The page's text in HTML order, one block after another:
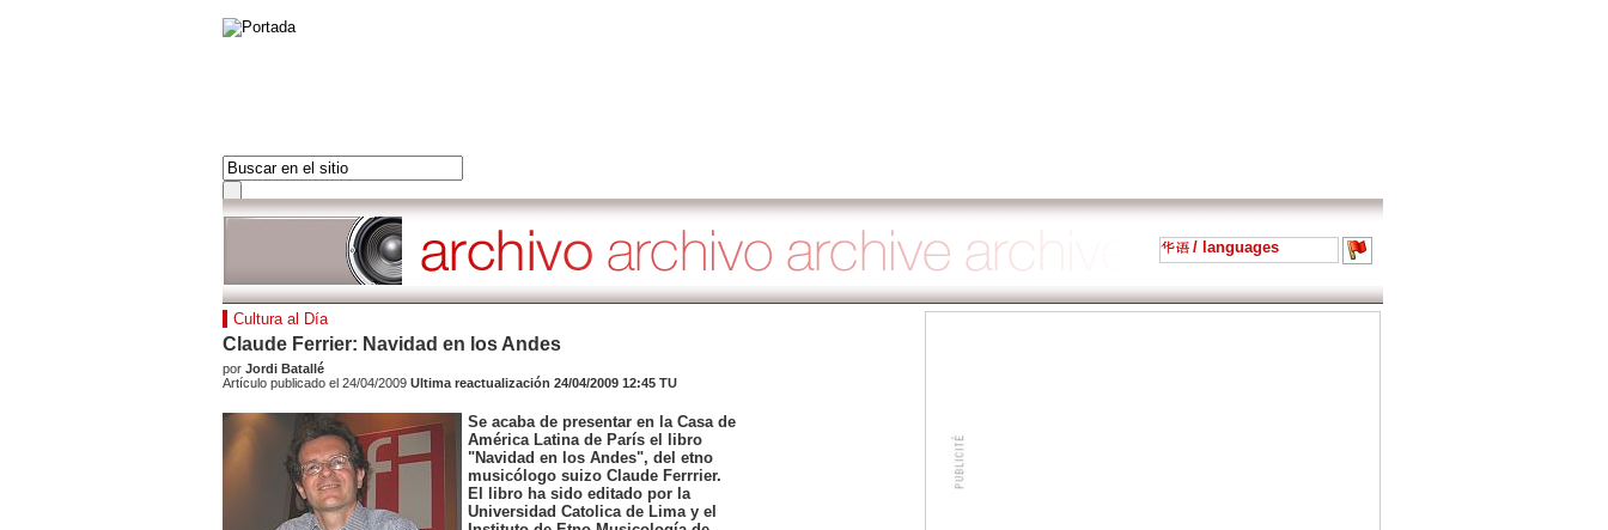
PORTADA
ORIENTE MEDIO
ÁFRICA
ASIA PACÍFICO
LAS ULTIMAS 24H
LOS MAS LEIDOS
DOSSIERS
Hot tags
Cerrar
Américas
Hot tags
Europa
Hot tags
/ languages
Cultura al Día
Claude Ferrier: Navidad en los Andes
por Jordi Batallé
Artículo publicado el 24/04/2009 Ultima reactualización 24/04/2009 12:45 TU
Se acaba de presentar en la Casa de
América Latina de París el libro
"Navidad en los Andes", del etno
musicólogo suizo Claude Ferrrier.
El libro ha sido editado por la
Universidad Catolica de Lima y el